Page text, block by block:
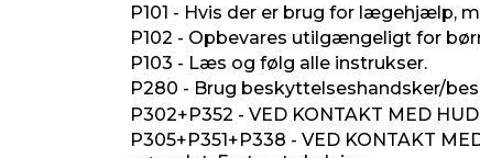
P101 - Hvis der er brug for lægehjælp,
P102 - Opbevares utilgængeligt for
P103 - Læs og følg alle instrukser.
P280 - Brug beskyttelseshandsker/
P302+P352 - VED KONTAKT MED
P305+P351+P338 - VED KONTAKT